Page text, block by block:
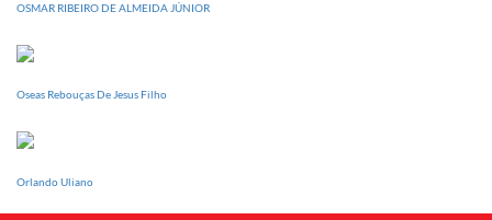
OSMAR RIBEIRO DE ALMEIDA JÚNIOR
Oseas Rebouças De Jesus Filho
Orlando Uliano